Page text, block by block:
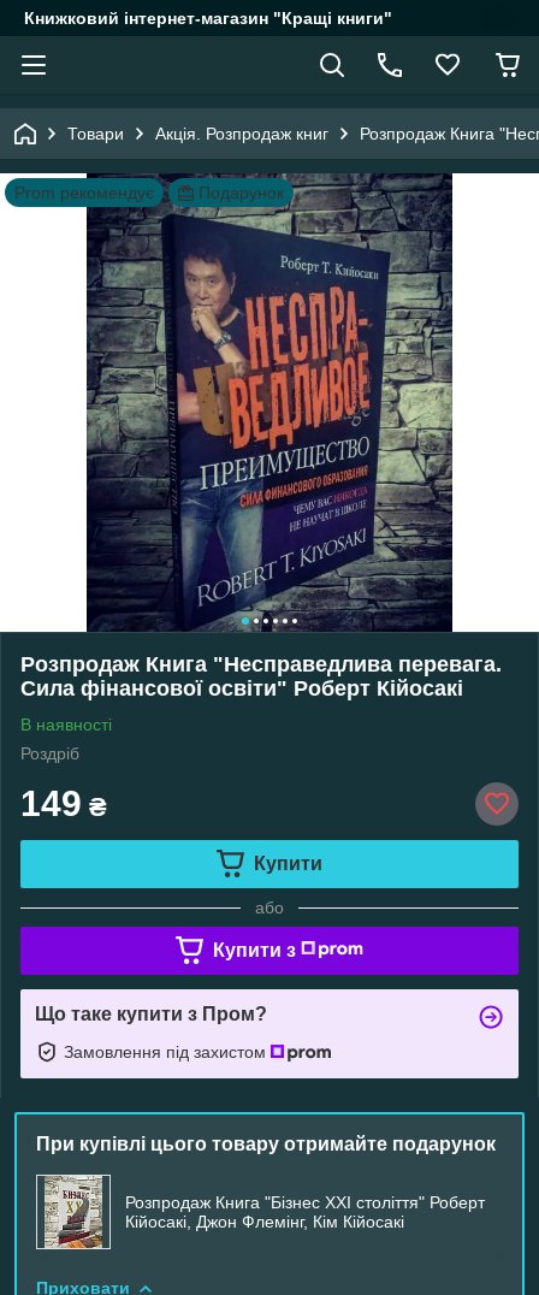
Книжковий інтернет-магазин "Кращі книги"
Товари Акція. Розпродаж книг Розпродаж Книга
Prom рекомендує Подарунок
Розпродаж Книга "Несправедлива перевага.
Сила фінансової освіти" Роберт Кійосакі
В наявності
Роздріб
149 ₴
Купити
або
Купити з
Що таке купити з Пром?
Замовлення під захистом
При купівлі цього товару отримайте подарунок
Розпродаж Книга "Бізнес XXI століття" Роберт
Кійосакі, Джон Флемінг, Кім Кійосакі
Приховати